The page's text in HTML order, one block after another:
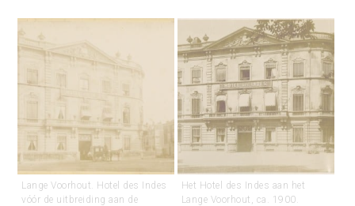
Lange Voorhout. Hotel des Indes
vóór de uitbreiding aan de
Het Hotel des Indes aan het
Lange Voorhout, ca. 1900.